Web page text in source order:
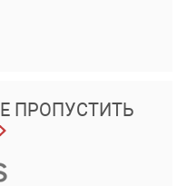
ПРОПУСТИТЬ